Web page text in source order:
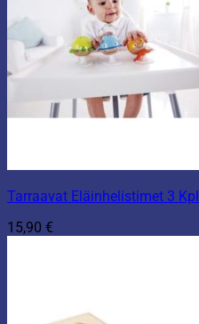
Tarraavat Eläinhelistimet 3 Kpl
15,90 €